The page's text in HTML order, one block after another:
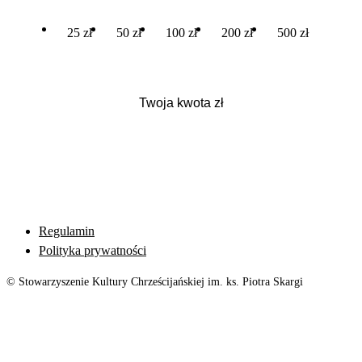
25 zł 50 zł 100 zł 200 zł 500 zł
Regulamin
Polityka prywatności
© Stowarzyszenie Kultury Chrześcijańskiej im. ks. Piotra Skargi